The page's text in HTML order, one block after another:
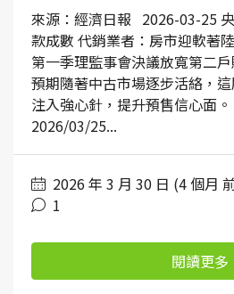
來源：經濟日報 2026-03-25
款成數 代銷業者：房市迎軟著
第一季理監事會決議放寬第二
預期隨著中古市場逐步活絡，
注入強心針，提升預售信心面。
2026/03/25...
2026 年 3 月 30 日 (4 個月
1
閱讀更多